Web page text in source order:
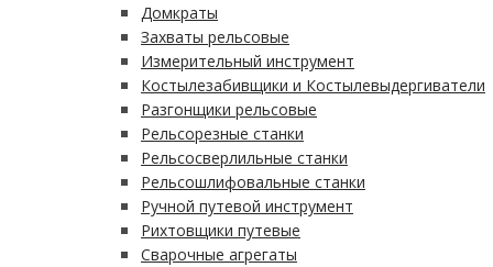
Домкраты
Захваты рельсовые
Измерительный инструмент
Костылезабивщики и Костылевыдергиватели
Разгонщики рельсовые
Рельсорезные станки
Рельсосверлильные станки
Рельсошлифовальные станки
Ручной путевой инструмент
Рихтовщики путевые
Сварочные агрегаты